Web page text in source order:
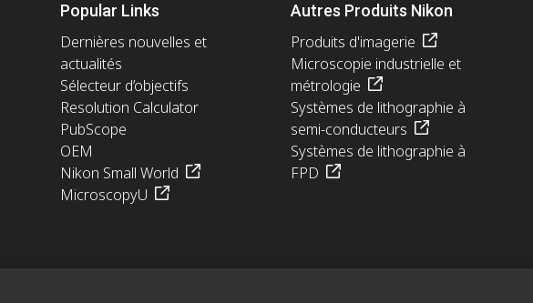
Popular Links
Dernières nouvelles et
actualités
Sélecteur d’objectifs
Resolution Calculator
PubScope
OEM
Nikon Small World
MicroscopyU
Autres Produits Nikon
Produits d'imagerie
Microscopie industrielle et
métrologie
Systèmes de lithographie à
semi-conducteurs
Systèmes de lithographie à
FPD